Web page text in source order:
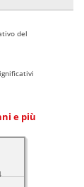
del
e più